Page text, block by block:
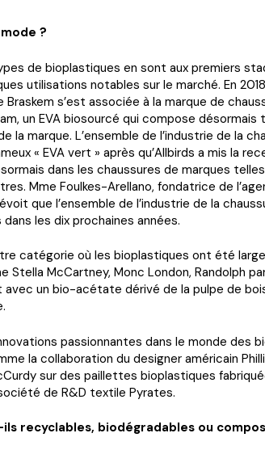
?
de bioplastiques en sont aux premiers
utilisations notables sur le marché. En
s’est associée à la marque de
un EVA biosourcé qui compose désormais
la marque. L’ensemble de l’industrie de la
« EVA vert » après qu’Allbirds a mis la
dans les chaussures de marques telles
Mme Foulkes-Arellano, fondatrice de
que l’ensemble de l’industrie de la
les dix prochaines années.
catégorie où les bioplastiques ont été
Stella McCartney, Monc London, Randolph
un bio-acétate dérivé de la pulpe de
passionnantes dans le monde des
la collaboration du designer américain
sur des paillettes bioplastiques
de R&D textile Pyrates.
recyclables, biodégradables ou